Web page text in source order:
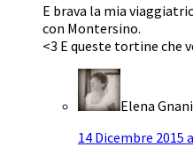
E brava la mia
con Montersino.
<3 E queste tortine che
Elena Gnani
14 Dicembre 2015